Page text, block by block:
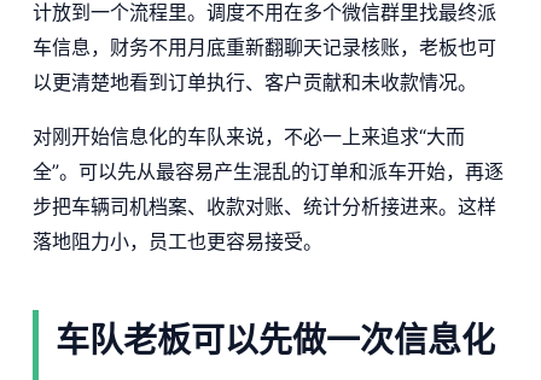
计放到一个流程里。调度不用在多个微信群里找最终派
车信息，财务不用月底重新翻聊天记录核账，老板也可
以更清楚地看到订单执行、客户贡献和未收款情况。
对刚开始信息化的车队来说，不必一上来追求“大而
全”。可以先从最容易产生混乱的订单和派车开始，再逐
步把车辆司机档案、收款对账、统计分析接进来。这样
落地阻力小，员工也更容易接受。
车队老板可以先做一次信息化